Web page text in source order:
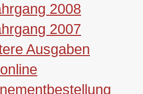
2008
2007
Ausgaben